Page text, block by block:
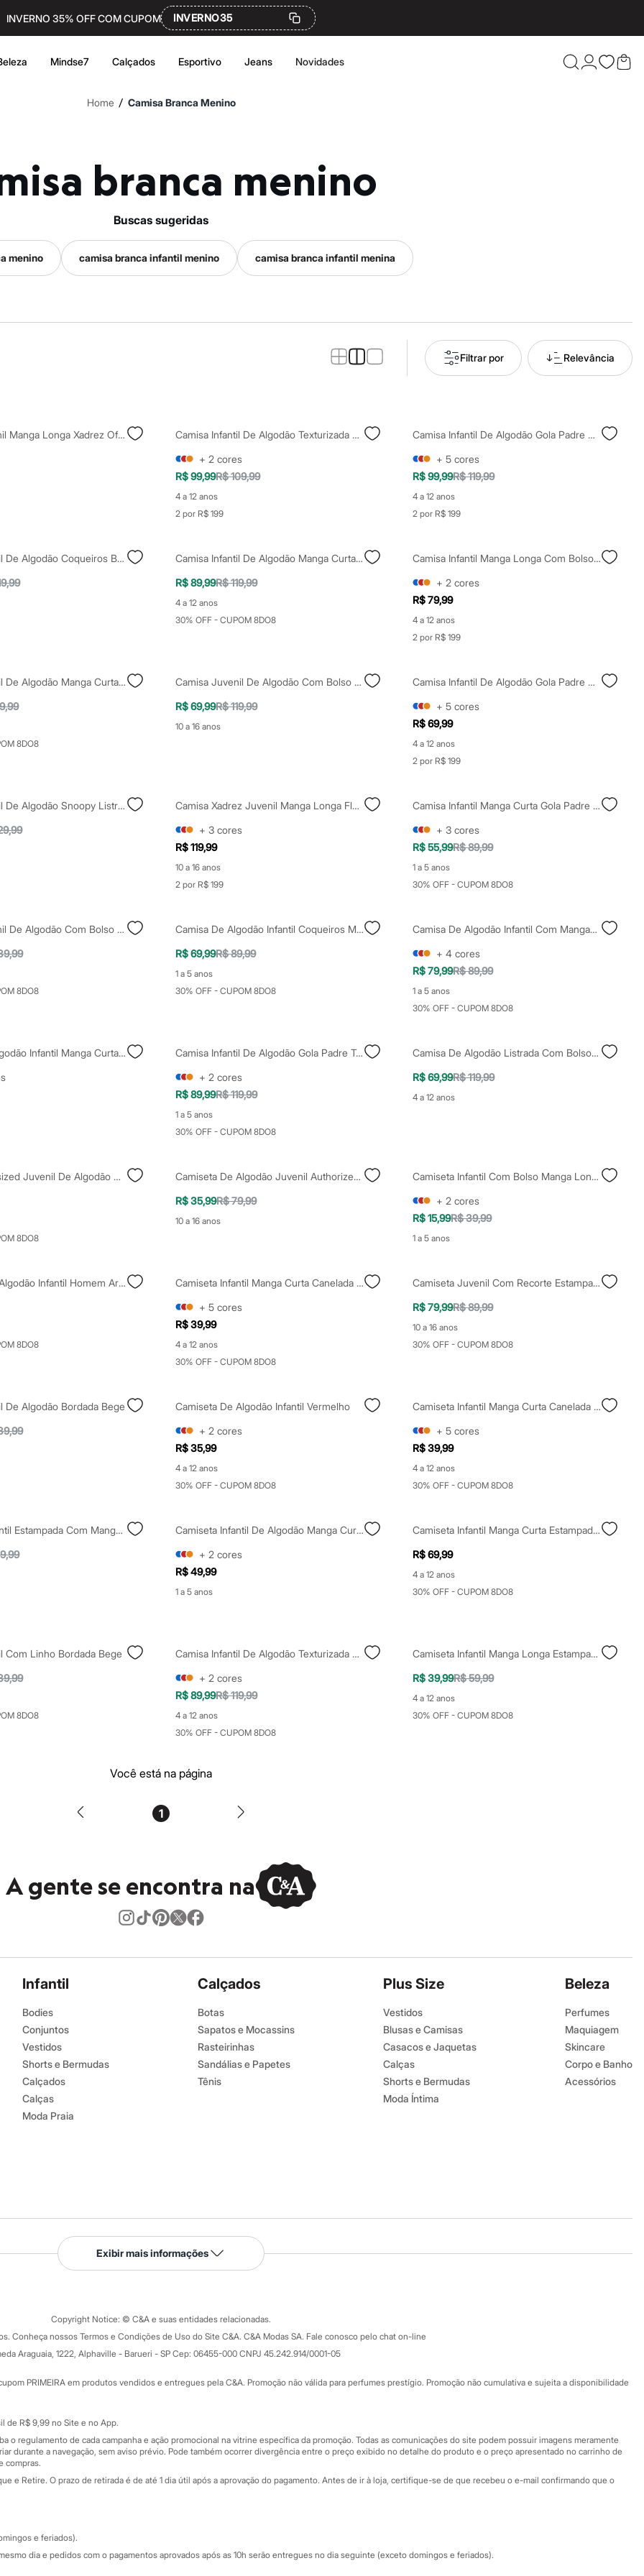
INVERNO 35% OFF COM CUPOM INVERNO35
Mindse7 Calçados Esportivo Jeans Novidades
Confira
Home / Camisa Branca Menino
branca menino
buscas sugeridas
menino camisa branca infantil menino camisa branca infantil menina
Filtrar por Relevância
Camisa Juvenil Manga Longa Xadrez Off White
Camisa Infantil De Algodão Texturizada Branca
+ 2 cores
R$ 99,99R$ 109,99
4 a 12 anos
2 por R$ 199
Camisa Infantil De Algodão Gola Padre Branca
+ 5 cores
R$ 99,99R$ 119,99
4 a 12 anos
2 por R$ 199
Camisa Infantil De Algodão Coqueiros Branca
Camisa Infantil De Algodão Manga Curta Folhagens Branca
R$ 89,99R$ 119,99
4 a 12 anos
30% OFF - CUPOM 8DO8
Camisa Infantil Manga Longa Com Bolso Off White
+ 2 cores
R$ 79,99
4 a 12 anos
2 por R$ 199
Camisa Infantil De Algodão Manga Curta Branco
8DO8
Camisa Juvenil De Algodão Com Bolso Texturizada Branca
R$ 69,99R$ 119,99
10 a 16 anos
Camisa Infantil De Algodão Gola Padre Off White
+ 5 cores
R$ 69,99
4 a 12 anos
2 por R$ 199
Camisa Infantil De Algodão Snoopy Listrada Off White
Camisa Xadrez Juvenil Manga Longa Flanelada Off White
+ 3 cores
R$ 119,99
10 a 16 anos
2 por R$ 199
Camisa Infantil Manga Curta Gola Padre Com Bolso Off White
+ 3 cores
R$ 55,99R$ 89,99
1 a 5 anos
30% OFF - CUPOM 8DO8
Camisa Juvenil De Algodão Com Bolso Manga Curta Off White
8DO8
Camisa De Algodão Infantil Coqueiros Manga Curta Com Bolso Branca
R$ 69,99R$ 89,99
1 a 5 anos
30% OFF - CUPOM 8DO8
Camisa De Algodão Infantil Com Mangas Curtas E Botões Branca
+ 4 cores
R$ 79,99R$ 89,99
1 a 5 anos
30% OFF - CUPOM 8DO8
Camisa De Algodão Infantil Manga Curta Com Bolso Off White
Camisa Infantil De Algodão Gola Padre Texturizada Off White
+ 2 cores
R$ 89,99R$ 119,99
1 a 5 anos
30% OFF - CUPOM 8DO8
Camisa De Algodão Listrada Com Bolso Manga Longa Off White
R$ 69,99R$ 119,99
4 a 12 anos
Camisa Oversized Juvenil De Algodão Manga Longa Xadrez Off White
8DO8
Camiseta De Algodão Juvenil Authorized Branca
R$ 35,99R$ 79,99
10 a 16 anos
Camiseta Infantil Com Bolso Manga Longa Branco
+ 2 cores
R$ 15,99R$ 39,99
1 a 5 anos
Camiseta De Algodão Infantil Homem Aranha Manga Curta Branca
8DO8
Camiseta Infantil Manga Curta Canelada Off White
+ 5 cores
R$ 39,99
4 a 12 anos
30% OFF - CUPOM 8DO8
Camiseta Juvenil Com Recorte Estampada Oversized Branca
R$ 79,99R$ 89,99
10 a 16 anos
30% OFF - CUPOM 8DO8
De Algodão Bordada Bege
Camiseta De Algodão Infantil Vermelho
+ 2 cores
R$ 35,99
4 a 12 anos
30% OFF - CUPOM 8DO8
Camiseta Infantil Manga Curta Canelada Preta
+ 5 cores
R$ 39,99
4 a 12 anos
30% OFF - CUPOM 8DO8
Camiseta Infantil Estampada Com Manga Longa Preto
Camiseta Infantil De Algodão Manga Curta Com Bolso Off White
+ 2 cores
R$ 49,99
1 a 5 anos
Camiseta Infantil Manga Curta Estampada Off White
R$ 69,99
4 a 12 anos
30% OFF - CUPOM 8DO8
Com Linho Bordada Bege
8DO8
Camisa Infantil De Algodão Texturizada Bege
+ 2 cores
R$ 89,99R$ 119,99
4 a 12 anos
30% OFF - CUPOM 8DO8
Camiseta Infantil Manga Longa Estampada Off White
R$ 39,99R$ 59,99
4 a 12 anos
30% OFF - CUPOM 8DO8
Você está na página
1
A gente se encontra na
Infantil
Bodies
Conjuntos
Vestidos
Shorts e Bermudas
Calçados
Calças
Moda Praia
Calçados
Botas
Sapatos e Mocassins
Rasteirinhas
Sandálias e Papetes
Tênis
Plus Size
Vestidos
Blusas e Camisas
Casacos e Jaquetas
Calças
Shorts e Bermudas
Moda Íntima
Beleza
Perfumes
Maquiagem
Skincare
Corpo e Banho
Acessórios
Serviços
Tipos de serviços
Formas de pagamento
Todas as vantagens
Minha C&A
Cupons de desconto
Atendimento
Fale conosco
Central de ética
Eventos
Exibir mais informações
Copyright Notice: © C&A e suas entidades relacionadas.
Conheça nossos Termos e Condições de Uso do Site C&A. C&A Modas SA. Fale conosco pelo chat on-line
Araguaia, 1222, Alphaville - Barueri - SP Cep: 06455-000 CNPJ 45.242.914/0001-05
PRIMEIRA em produtos vendidos e entregues pela C&A. Promoção não válida para perfumes prestígio. Promoção não cumulativa e sujeita a disponibilidade
de R$ 9,99 no Site e no App.
o regulamento de cada campanha e ação promocional na vitrine específica da promoção. Todas as comunicações do site podem possuir imagens meramente
durante a navegação, sem aviso prévio. Pode também ocorrer divergência entre o preço exibido no detalhe do produto e o preço apresentado no carrinho de
compras.
e Retire. O prazo de retirada é de até 1 dia útil após a aprovação do pagamento. Antes de ir à loja, certifique-se de que recebeu o e-mail confirmando que o
e feriados).
dia e pedidos com o pagamentos aprovados após as 10h serão entregues no dia seguinte (exceto domingos e feriados).